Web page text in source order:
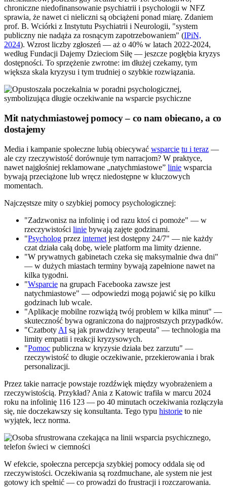
chroniczne niedofinansowanie psychiatrii i psychologii w NFZ
sprawia, że nawet ci nieliczni są obciążeni ponad miarę. Zdaniem
prof. B. Wciórki z Instytutu Psychiatrii i Neurologii, "system
publiczny nie nadąża za rosnącym zapotrzebowaniem" (IPiN,
2024). Wzrost liczby zgłoszeń — aż o 40% w latach 2022-2024,
według Fundacji Dajemy Dzieciom Siłę — jeszcze pogłębia kryzys
dostępności. To sprzężenie zwrotne: im dłużej czekamy, tym
większa skala kryzysu i tym trudniej o szybkie rozwiązania.
Mit natychmiastowej pomocy – co nam obiecano, a co
dostajemy
Media i kampanie społeczne lubią obiecywać wsparcie tu i teraz —
ale czy rzeczywistość dorównuje tym narracjom? W praktyce,
nawet najgłośniej reklamowane „natychmiastowe” linie wsparcia
bywają przeciążone lub wręcz niedostępne w kluczowych
momentach.
Najczęstsze mity o szybkiej pomocy psychologicznej:
"Zadzwonisz na infolinię i od razu ktoś ci pomoże" — w
rzeczywistości linie bywają zajęte godzinami.
"Psycholog przez internet jest dostępny 24/7" — nie każdy
czat działa całą dobę, wiele platform ma limity dzienne.
"W prywatnych gabinetach czeka się maksymalnie dwa dni"
— w dużych miastach terminy bywają zapełnione nawet na
kilka tygodni.
"Wsparcie na grupach Facebooka zawsze jest
natychmiastowe" — odpowiedzi mogą pojawić się po kilku
godzinach lub wcale.
"Aplikacje mobilne rozwiążą twój problem w kilka minut" —
skuteczność bywa ograniczona do najprostszych przypadków.
"Czatboty AI są jak prawdziwy terapeuta" — technologia ma
limity empatii i reakcji kryzysowych.
"Pomoc publiczna w kryzysie działa bez zarzutu" —
rzeczywistość to długie oczekiwanie, przekierowania i brak
personalizacji.
Przez takie narracje powstaje rozdźwięk między wyobrażeniem a
rzeczywistością. Przykład? Ania z Katowic trafiła w marcu 2024
roku na infolinię 116 123 — po 40 minutach oczekiwania rozłączyła
się, nie doczekawszy się konsultanta. Tego typu historie to nie
wyjątek, lecz norma.
W efekcie, społeczna percepcja szybkiej pomocy oddala się od
rzeczywistości. Oczekiwania są rozdmuchane, ale system nie jest
gotowy ich spełnić — co prowadzi do frustracji i rozczarowania.